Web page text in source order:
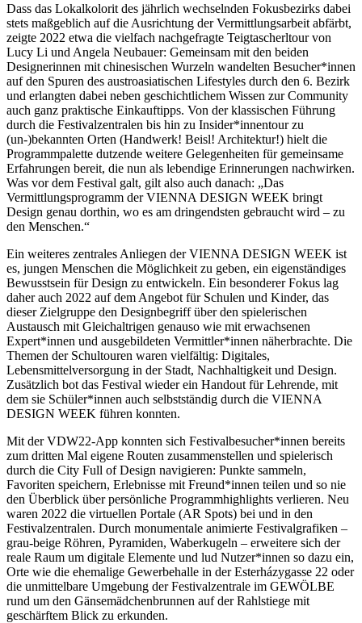
Dass das Lokalkolorit des jährlich wechselnden Fokusbezirks dabei
stets maßgeblich auf die Ausrichtung der Vermittlungsarbeit abfärbt,
zeigte 2022 etwa die vielfach nachgefragte Teigtascherltour von
Lucy Li und Angela Neubauer: Gemeinsam mit den beiden
Designerinnen mit chinesischen Wurzeln wandelten Besucher*innen
auf den Spuren des austroasiatischen Lifestyles durch den 6. Bezirk
und erlangten dabei neben geschichtlichem Wissen zur Community
auch ganz praktische Einkauftipps. Von der klassischen Führung
durch die Festivalzentralen bis hin zu Insider*innentour zu
(un-)bekannten Orten (Handwerk! Beisl! Architektur!) hielt die
Programmpalette dutzende weitere Gelegenheiten für gemeinsame
Erfahrungen bereit, die nun als lebendige Erinnerungen nachwirken.
Was vor dem Festival galt, gilt also auch danach: „Das
Vermittlungsprogramm der VIENNA DESIGN WEEK bringt
Design genau dorthin, wo es am dringendsten gebraucht wird – zu
den Menschen.“
Ein weiteres zentrales Anliegen der VIENNA DESIGN WEEK ist
es, jungen Menschen die Möglichkeit zu geben, ein eigenständiges
Bewusstsein für Design zu entwickeln. Ein besonderer Fokus lag
daher auch 2022 auf dem Angebot für Schulen und Kinder, das
dieser Zielgruppe den Designbegriff über den spielerischen
Austausch mit Gleichaltrigen genauso wie mit erwachsenen
Expert*innen und ausgebildeten Vermittler*innen näherbrachte. Die
Themen der Schultouren waren vielfältig: Digitales,
Lebensmittelversorgung in der Stadt, Nachhaltigkeit und Design.
Zusätzlich bot das Festival wieder ein Handout für Lehrende, mit
dem sie Schüler*innen auch selbstständig durch die VIENNA
DESIGN WEEK führen konnten.
Mit der VDW22-App konnten sich Festivalbesucher*innen bereits
zum dritten Mal eigene Routen zusammenstellen und spielerisch
durch die City Full of Design navigieren: Punkte sammeln,
Favoriten speichern, Erlebnisse mit Freund*innen teilen und so nie
den Überblick über persönliche Programmhighlights verlieren. Neu
waren 2022 die virtuellen Portale (AR Spots) bei und in den
Festivalzentralen. Durch monumentale animierte Festivalgrafiken –
grau-beige Röhren, Pyramiden, Waberkugeln – erweitere sich der
reale Raum um digitale Elemente und lud Nutzer*innen so dazu ein,
Orte wie die ehemalige Gewerbehalle in der Esterházygasse 22 oder
die unmittelbare Umgebung der Festivalzentrale im GEWÖLBE
rund um den Gänsemädchenbrunnen auf der Rahlstiege mit
geschärftem Blick zu erkunden.